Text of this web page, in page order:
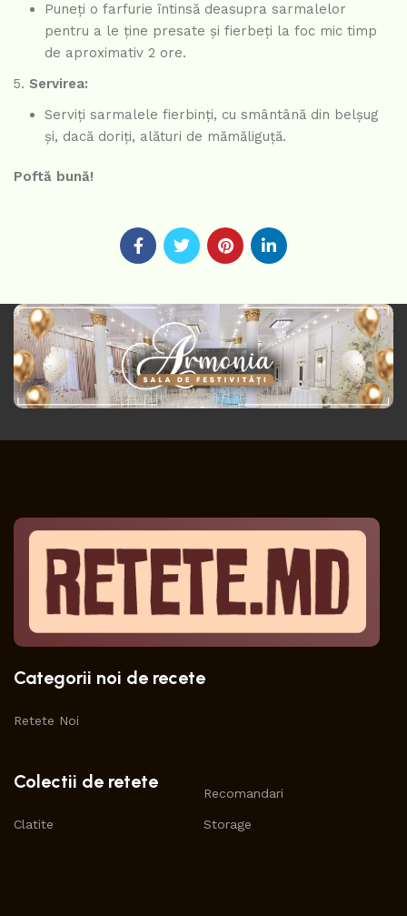
Puneți o farfurie întinsă deasupra sarmalelor
pentru a le ține presate și fierbeți la foc mic timp
de aproximativ 2 ore.
Servirea:
Serviți sarmalele fierbinți, cu smântână din belșug
și, dacă doriți, alături de mămăliguță.
Poftă bună!
Categorii noi de recete
Retete Noi
Colectii de retete
Clatite
Recomandari
Storage